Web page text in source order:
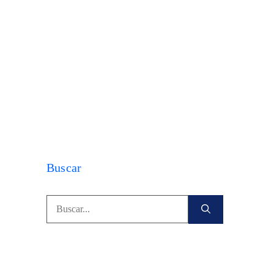
Buscar
Buscar: